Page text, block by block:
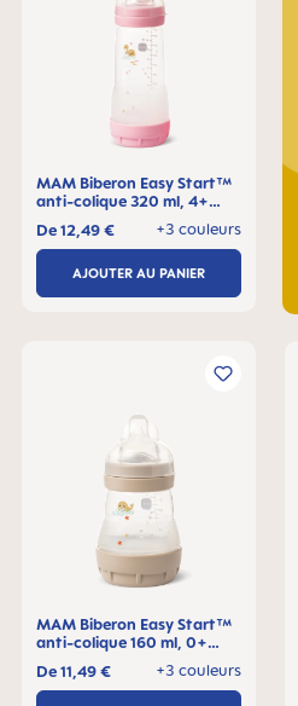
MAM Biberon Easy Start™
anti-colique 320 ml, 4+
+3 couleurs
De12,49 €
AJOUTER AU PANIER
MAM Biberon Easy Start™
anti-colique 160 ml, 0+
+3 couleurs
De11,49 €